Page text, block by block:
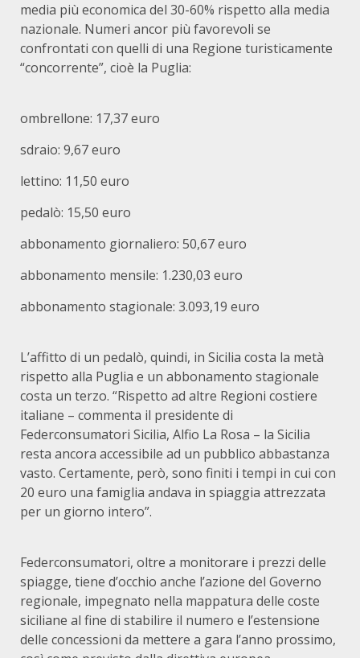
media più economica del 30-60% rispetto alla media
nazionale. Numeri ancor più favorevoli se
confrontati con quelli di una Regione turisticamente
“concorrente”, cioè la Puglia:
ombrellone: 17,37 euro
sdraio: 9,67 euro
lettino: 11,50 euro
pedalò: 15,50 euro
abbonamento giornaliero: 50,67 euro
abbonamento mensile: 1.230,03 euro
abbonamento stagionale: 3.093,19 euro
L’affitto di un pedalò, quindi, in Sicilia costa la metà
rispetto alla Puglia e un abbonamento stagionale
costa un terzo. “Rispetto ad altre Regioni costiere
italiane – commenta il presidente di
Federconsumatori Sicilia, Alfio La Rosa – la Sicilia
resta ancora accessibile ad un pubblico abbastanza
vasto. Certamente, però, sono finiti i tempi in cui con
20 euro una famiglia andava in spiaggia attrezzata
per un giorno intero”.
Federconsumatori, oltre a monitorare i prezzi delle
spiagge, tiene d’occhio anche l’azione del Governo
regionale, impegnato nella mappatura delle coste
siciliane al fine di stabilire il numero e l’estensione
delle concessioni da mettere a gara l’anno prossimo,